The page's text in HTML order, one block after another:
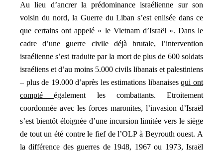
Au lieu d’ancrer la prédominance israélienne sur son
voisin du nord, la Guerre du Liban s’est enlisée dans ce
que certains ont appelé « le Vietnam d’Israël ». Dans le
cadre d’une guerre civile déjà brutale, l’intervention
israélienne s’est traduite par la mort de plus de 600 soldats
israéliens et d’au moins 5.000 civils libanais et palestiniens
– plus de 19.000 d’après les estimations libanaisesqui ont
comptéégalement les combattants. Etroitement
coordonnée avec les forces maronites, l’invasion d’Israël
s’est bientôt éloignée d’une incursion limitée vers le siège
de tout un été contre le fief de l’OLP à Beyrouth ouest. A
la différence des guerres de 1948, 1967 ou 1973, Israël